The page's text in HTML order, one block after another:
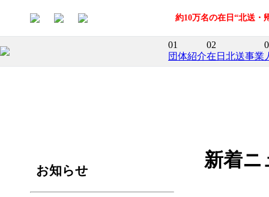
約10万名の在日“北送・
01
団体紹介
02
在日北送事業
お知らせ 新着ニ